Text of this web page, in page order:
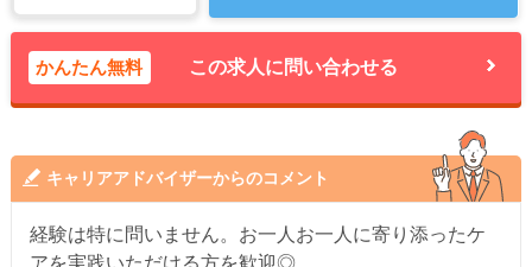
かんたん無料 この求人に問い合わせる
キャリアアドバイザーからのコメント
経験は特に問いません。お一人お一人に寄り添ったケ